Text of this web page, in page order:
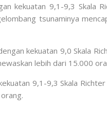
kekuatan 9,1-9,3 Skala
tsunaminya
kekuatan 9,0 Skala
lebih dari 15.000
9,1-9,3 Skala